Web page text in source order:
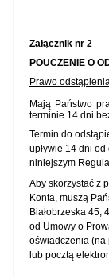
Załącznik nr 2
POUCZENIE O
Prawo
Mają Państwo
terminie 14 dni
Termin do
upływie 14 dni
niniejszym
Aby skorzystać z
Konta, muszą
Białobrzeska 45,
od Umowy o
oświadczenia (na
lub pocztą